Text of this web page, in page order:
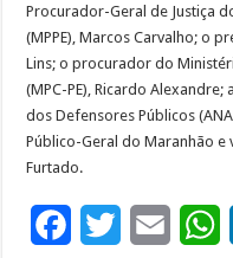
Procurador-Geral de Justiça
(MPPE), Marcos Carvalho; o
Lins; o procurador do
(MPC-PE), Ricardo
dos Defensores Públicos
Público-Geral do Maranhão e
Furtado.